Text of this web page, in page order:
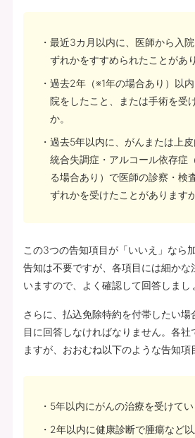
最近3カ月以内に、医師から入
ずれかをすすめられたことがあ
過去2年（※1年の場合あり）以
院をしたこと、または手術を受
か。
過去5年以内に、がんまたは上皮
統合失調症・アルコール依存症
る場合あり）で医師の診察・検
ずれかを受けたことがありますか
この3つの告知項目が「いいえ」なら
告知は不要ですが、各項目には細かな
いますので、よく確認して回答しまし
さらに、払込免除特約を付帯したい場
目に回答しなければなりません。各社
ますが、おおむね以下のような告知項
5年以内にがんの治療を受けて
2年以内に健康診断で腫瘍など